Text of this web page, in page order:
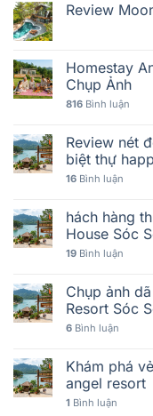
Review
Homestay
Chụp Ảnh
816 Bình luận
Review nét
biệt thự
16 Bình luận
hách hàng
House Sóc
19 Bình luận
Chụp ảnh
Resort Sóc
6 Bình luận
Khám phá
angel resort
1 Bình luận